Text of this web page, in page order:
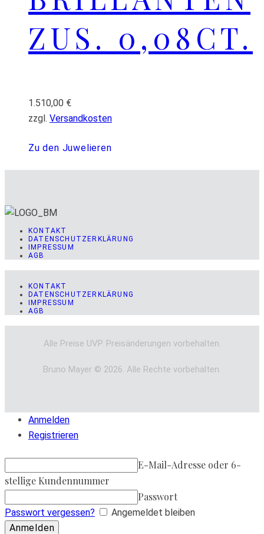
ZUS. 0,08CT.
1.510,00 €
zzgl. Versandkosten
Zu den Juwelieren
KONTAKT
DATENSCHUTZERKLÄRUNG
IMPRESSUM
AGB
KONTAKT
DATENSCHUTZERKLÄRUNG
IMPRESSUM
AGB
Alle Preise UVP. Preisänderungen vorbehalten.
Bruno Mayer © 2026. Alle Rechte vorbehalten.
Anmelden
Registrieren
E-Mail-Adresse oder 6-
stellige Kundennummer
Passwort
Passwort vergessen? Angemeldet bleiben